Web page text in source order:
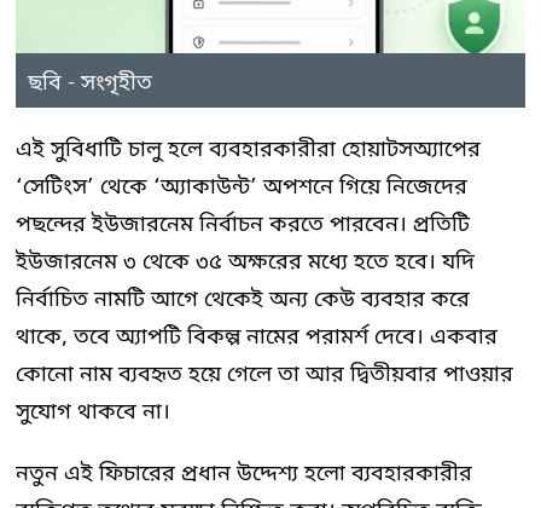
ছবি - সংগৃহীত
এই সুবিধাটি চালু হলে ব্যবহারকারীরা হোয়াটসঅ্যাপের
‘সেটিংস’ থেকে ‘অ্যাকাউন্ট’ অপশনে গিয়ে নিজেদের
পছন্দের ইউজারনেম নির্বাচন করতে পারবেন। প্রতিটি
ইউজারনেম ৩ থেকে ৩৫ অক্ষরের মধ্যে হতে হবে। যদি
নির্বাচিত নামটি আগে থেকেই অন্য কেউ ব্যবহার করে
থাকে, তবে অ্যাপটি বিকল্প নামের পরামর্শ দেবে। একবার
কোনো নাম ব্যবহৃত হয়ে গেলে তা আর দ্বিতীয়বার পাওয়ার
সুযোগ থাকবে না।
নতুন এই ফিচারের প্রধান উদ্দেশ্য হলো ব্যবহারকারীর